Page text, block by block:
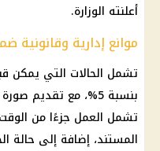
أعلنته الوزارة.
موانع إدارية وقانونية
تشمل الحالات التي يمكن
بنسبة 5%، مع
تشمل العمل جزءًا من
المستند، إضافة إلى حالة